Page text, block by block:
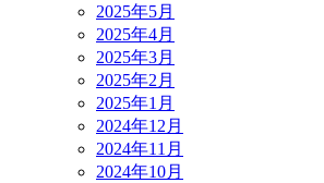
2025年5月
2025年4月
2025年3月
2025年2月
2025年1月
2024年12月
2024年11月
2024年10月